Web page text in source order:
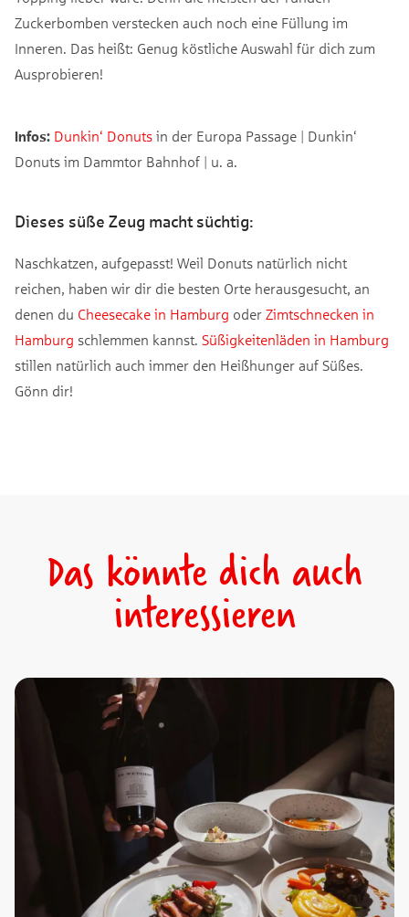
Zuckerbomben verstecken auch noch eine Füllung im
Inneren. Das heißt: Genug köstliche Auswahl für dich zum
Ausprobieren!
Infos: Dunkin‘ Donuts in der Europa Passage | Dunkin‘
Donuts im Dammtor Bahnhof | u. a.
Dieses süße Zeug macht süchtig:
Naschkatzen, aufgepasst! Weil Donuts natürlich nicht
reichen, haben wir dir die besten Orte herausgesucht, an
denen du Cheesecake in Hamburg oder Zimtschnecken in
Hamburg schlemmen kannst. Süßigkeitenläden in Hamburg
stillen natürlich auch immer den Heißhunger auf Süßes.
Gönn dir!
Das könnte dich auch
interessieren